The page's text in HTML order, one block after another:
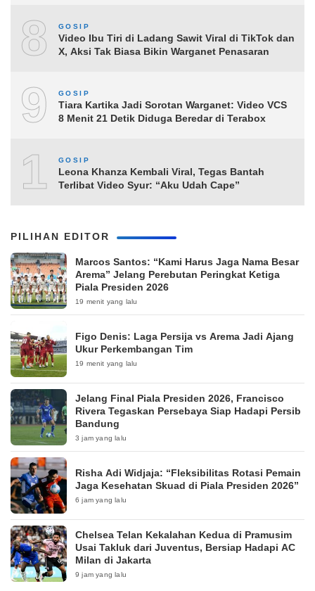
8 GOSIP
Video Ibu Tiri di Ladang Sawit Viral di TikTok dan
X, Aksi Tak Biasa Bikin Warganet Penasaran
9 GOSIP
Tiara Kartika Jadi Sorotan Warganet: Video VCS
8 Menit 21 Detik Diduga Beredar di Terabox
10
GOSIP
Leona Khanza Kembali Viral, Tegas Bantah
Terlibat Video Syur: “Aku Udah Cape”
PILIHAN EDITOR
Marcos Santos: “Kami Harus Jaga Nama Besar
Arema” Jelang Perebutan Peringkat Ketiga
Piala Presiden 2026
19 menit yang lalu
Figo Denis: Laga Persija vs Arema Jadi Ajang
Ukur Perkembangan Tim
19 menit yang lalu
Jelang Final Piala Presiden 2026, Francisco
Rivera Tegaskan Persebaya Siap Hadapi Persib
Bandung
3 jam yang lalu
Risha Adi Widjaja: “Fleksibilitas Rotasi Pemain
Jaga Kesehatan Skuad di Piala Presiden 2026”
6 jam yang lalu
Chelsea Telan Kekalahan Kedua di Pramusim
Usai Takluk dari Juventus, Bersiap Hadapi AC
Milan di Jakarta
9 jam yang lalu